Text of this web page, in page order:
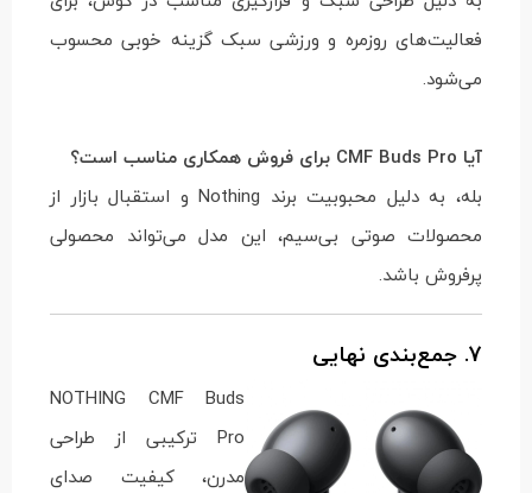
فعالیت‌های روزمره و ورزشی سبک گزینه خوبی محسوب
می‌شود.
آیا CMF Buds Pro برای فروش همکاری مناسب است؟
بله، به دلیل محبوبیت برند Nothing و استقبال بازار از
محصولات صوتی بی‌سیم، این مدل می‌تواند محصولی
پرفروش باشد.
7. جمع‌بندی نهایی
NOTHING CMF Buds
Pro ترکیبی از طراحی
مدرن، کیفیت صدای